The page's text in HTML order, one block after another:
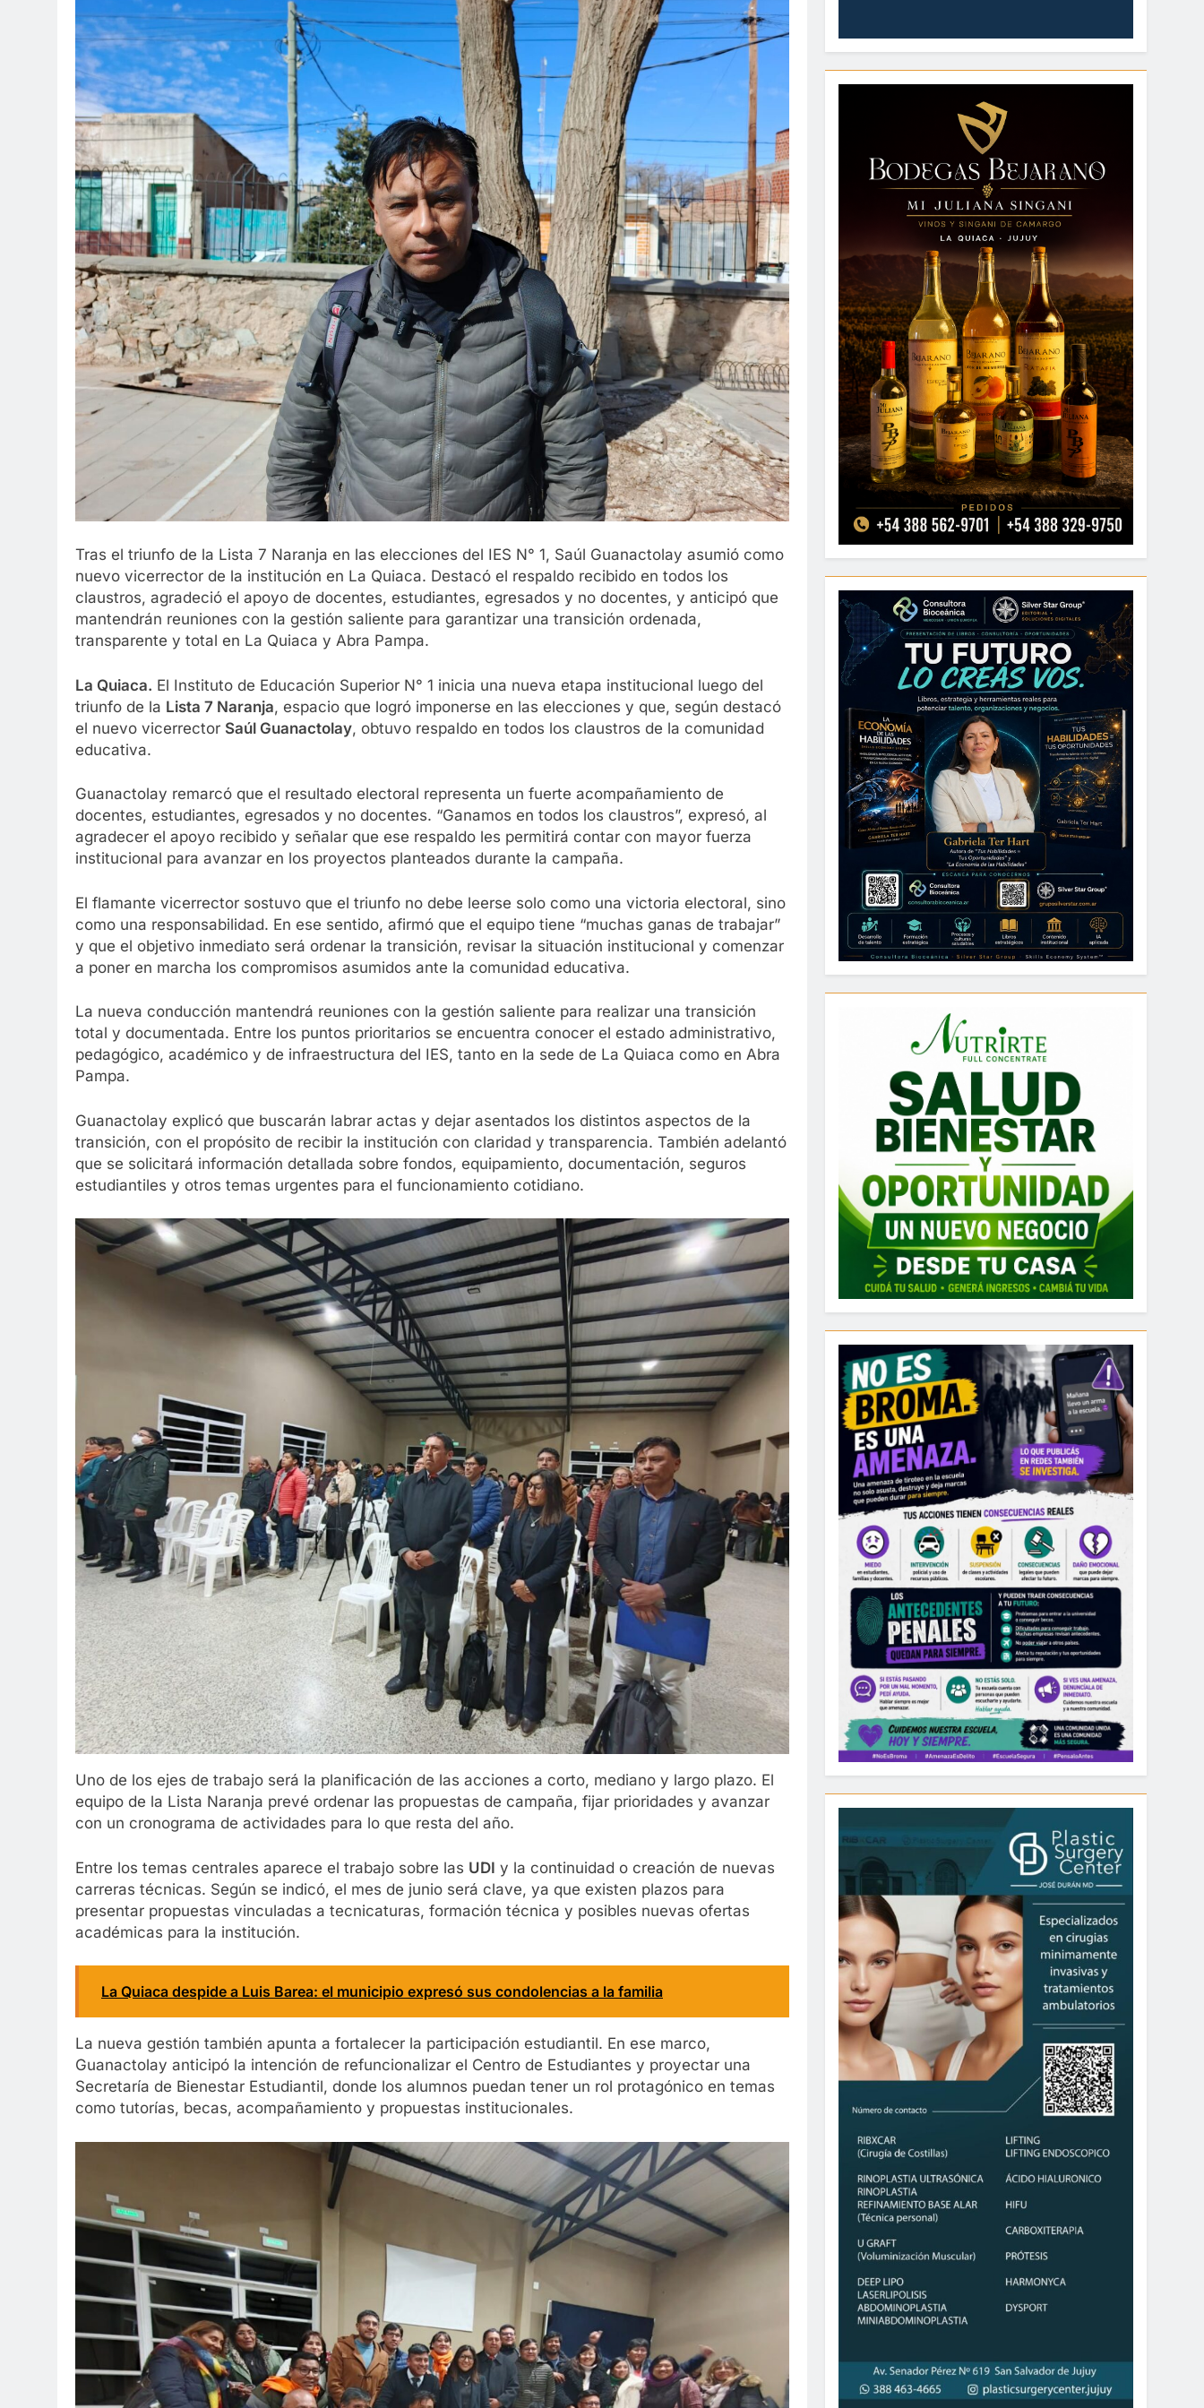
Tras el triunfo de la Lista 7 Naranja en las elecciones del IES N° 1, Saúl Guanactolay asumió como
nuevo vicerrector de la institución en La Quiaca. Destacó el respaldo recibido en todos los
claustros, agradeció el apoyo de docentes, estudiantes, egresados y no docentes, y anticipó que
mantendrán reuniones con la gestión saliente para garantizar una transición ordenada,
transparente y total en La Quiaca y Abra Pampa.
La Quiaca. El Instituto de Educación Superior N° 1 inicia una nueva etapa institucional luego del
triunfo de la Lista 7 Naranja, espacio que logró imponerse en las elecciones y que, según destacó
el nuevo vicerrector Saúl Guanactolay, obtuvo respaldo en todos los claustros de la comunidad
educativa.
Guanactolay remarcó que el resultado electoral representa un fuerte acompañamiento de
docentes, estudiantes, egresados y no docentes. “Ganamos en todos los claustros”, expresó, al
agradecer el apoyo recibido y señalar que ese respaldo les permitirá contar con mayor fuerza
institucional para avanzar en los proyectos planteados durante la campaña.
El flamante vicerrector sostuvo que el triunfo no debe leerse solo como una victoria electoral, sino
como una responsabilidad. En ese sentido, afirmó que el equipo tiene “muchas ganas de trabajar”
y que el objetivo inmediato será ordenar la transición, revisar la situación institucional y comenzar
a poner en marcha los compromisos asumidos ante la comunidad educativa.
La nueva conducción mantendrá reuniones con la gestión saliente para realizar una transición
total y documentada. Entre los puntos prioritarios se encuentra conocer el estado administrativo,
pedagógico, académico y de infraestructura del IES, tanto en la sede de La Quiaca como en Abra
Pampa.
Guanactolay explicó que buscarán labrar actas y dejar asentados los distintos aspectos de la
transición, con el propósito de recibir la institución con claridad y transparencia. También adelantó
que se solicitará información detallada sobre fondos, equipamiento, documentación, seguros
estudiantiles y otros temas urgentes para el funcionamiento cotidiano.
Uno de los ejes de trabajo será la planificación de las acciones a corto, mediano y largo plazo. El
equipo de la Lista Naranja prevé ordenar las propuestas de campaña, fijar prioridades y avanzar
con un cronograma de actividades para lo que resta del año.
Entre los temas centrales aparece el trabajo sobre las UDI y la continuidad o creación de nuevas
carreras técnicas. Según se indicó, el mes de junio será clave, ya que existen plazos para
presentar propuestas vinculadas a tecnicaturas, formación técnica y posibles nuevas ofertas
académicas para la institución.
La Quiaca despide a Luis Barea: el municipio expresó sus condolencias a la familia
La nueva gestión también apunta a fortalecer la participación estudiantil. En ese marco,
Guanactolay anticipó la intención de refuncionalizar el Centro de Estudiantes y proyectar una
Secretaría de Bienestar Estudiantil, donde los alumnos puedan tener un rol protagónico en temas
como tutorías, becas, acompañamiento y propuestas institucionales.